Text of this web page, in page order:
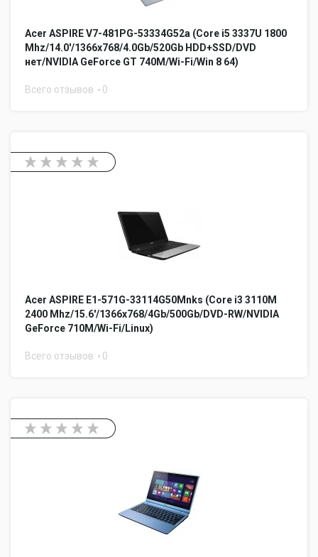
Acer ASPIRE V7-481PG-53334G52a (Core i5 3337U 1800
Mhz/14.0'/1366x768/4.0Gb/520Gb HDD+SSD/DVD
нет/NVIDIA GeForce GT 740M/Wi-Fi/Win 8 64)
Всего отзывов 0
Acer ASPIRE E1-571G-33114G50Mnks (Core i3 3110M
2400 Mhz/15.6'/1366x768/4Gb/500Gb/DVD-RW/NVIDIA
GeForce 710M/Wi-Fi/Linux)
Всего отзывов 0